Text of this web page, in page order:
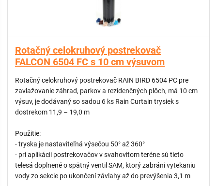
Rotačný celokruhový postrekovač
FALCON 6504 FC s 10 cm výsuvom
Rotačný celokruhový postrekovač RAIN BIRD 6504 PC pre
zavlažovanie záhrad, parkov a rezidenčných plôch, má 10 cm
výsuv, je dodávaný so sadou 6 ks Rain Curtain trysiek s
dostrekom 11,9 – 19,0 m
Použitie:
- tryska je nastaviteľná výsečou 50° až 360°
- pri aplikácii postrekovačov v svahovitom teréne sú tieto
telesá doplnené o spätný ventil SAM, ktorý zabráni vytekaniu
vody zo sekcie po ukončení závlahy až do prevýšenia 3,1 m